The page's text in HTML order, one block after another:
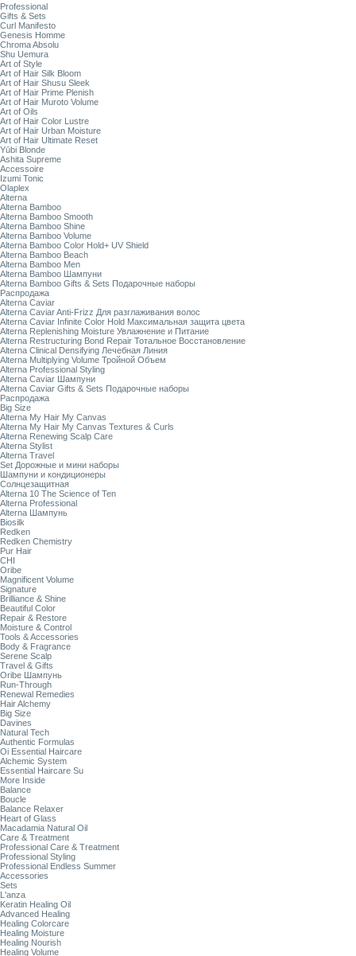
Professional
Gifts & Sets
Curl Manifesto
Genesis Homme
Chroma Absolu
Shu Uemura
Art of Style
Art of Hair Silk Bloom
Art of Hair Shusu Sleek
Art of Hair Prime Plenish
Art of Hair Muroto Volume
Art of Oils
Art of Hair Color Lustre
Art of Hair Urban Moisture
Art of Hair Ultimate Reset
Yūbi Blonde
Ashita Supreme
Accessoire
Izumi Tonic
Olaplex
Alterna
Alterna Bamboo
Alterna Bamboo Smooth
Alterna Bamboo Shine
Alterna Bamboo Volume
Alterna Bamboo Color Hold+ UV Shield
Alterna Bamboo Beach
Alterna Bamboo Men
Alterna Bamboo Шампуни
Alterna Bamboo Gifts & Sets Подарочные наборы
Распродажа
Alterna Caviar
Alterna Caviar Anti-Frizz Для разглаживания волос
Alterna Caviar Infinite Color Hold Максимальная защита цвета
Alterna Replenishing Moisture Увлажнение и Питание
Alterna Restructuring Bond Repair Тотальное Восстановление
Alterna Clinical Densifying Лечебная Линия
Alterna Multiplying Volume Тройной Объем
Alterna Professional Styling
Alterna Caviar Шампуни
Alterna Caviar Gifts & Sets Подарочные наборы
Распродажа
Big Size
Alterna My Hair My Canvas
Alterna My Hair My Canvas Textures & Curls
Alterna Renewing Scalp Care
Alterna Stylist
Alterna Travel
Set Дорожные и мини наборы
Шампуни и кондиционеры
Солнцезащитная
Alterna 10 The Science of Ten
Alterna Professional
Alterna Шампунь
Biosilk
Redken
Redken Chemistry
Pur Hair
CHI
Oribe
Magnificent Volume
Signature
Brilliance & Shine
Beautiful Color
Repair & Restore
Moisture & Control
Tools & Accessories
Body & Fragrance
Serene Scalp
Travel & Gifts
Oribe Шампунь
Run-Through
Renewal Remedies
Hair Alchemy
Big Size
Davines
Natural Tech
Authentic Formulas
Oi Essential Haircare
Alchemic System
Essential Haircare Su
More Inside
Balance
Boucle
Balance Relaxer
Heart of Glass
Macadamia Natural Oil
Care & Treatment
Professional Care & Treatment
Professional Styling
Professional Endless Summer
Accessories
Sets
L'anza
Keratin Healing Oil
Advanced Healing
Healing Colorcare
Healing Moisture
Healing Nourish
Healing Volume